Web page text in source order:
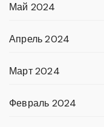
Май 2024
Апрель 2024
Март 2024
Февраль 2024